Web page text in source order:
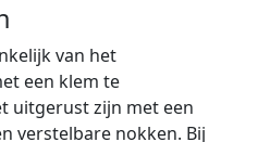
van het
een klem te
uitgerust zijn met een
verstelbare nokken. Bij